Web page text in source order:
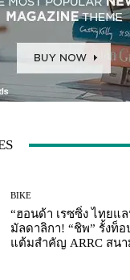
BIKE
“ฮอนด้า เรซซิ่ง ไทยแ
มัลดาลิกา! “ชิพ” รั้งท็อ
แต้มสำคัญ ARRC สนา